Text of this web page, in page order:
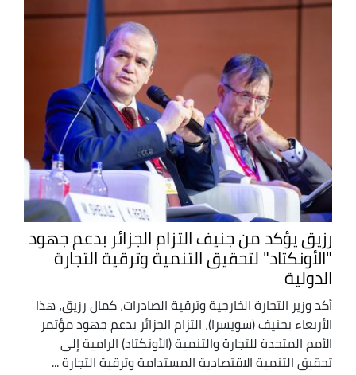
رزيق يؤكد من جنيف التزام الجزائر بدعم جهود
"الأونكتاد" لتحقيق التنمية وترقية التجارة
الدولية
أكد وزير التجارة الخارجية وترقية الصادرات، كمال رزيق، هذا
الأربعاء بجنيف (سويسرا)، التزام الجزائر بدعم جهود مؤتمر
الأمم المتحدة للتجارة والتنمية (الأونكتاد) الرامية إلى
تحقيق التنمية الاقتصادية المستدامة وترقية التجارة ...